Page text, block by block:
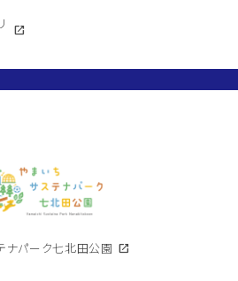
open_in_new
ナパーク七北田公園 open_in_new